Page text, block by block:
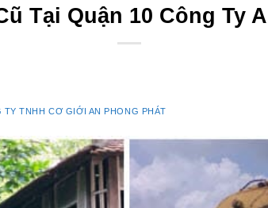
THÁO DỠ NHÀ,THÁO DỠ NHÀ XƯỞNG
TY TNHH CƠ GIỚI AN PHONG PHÁT